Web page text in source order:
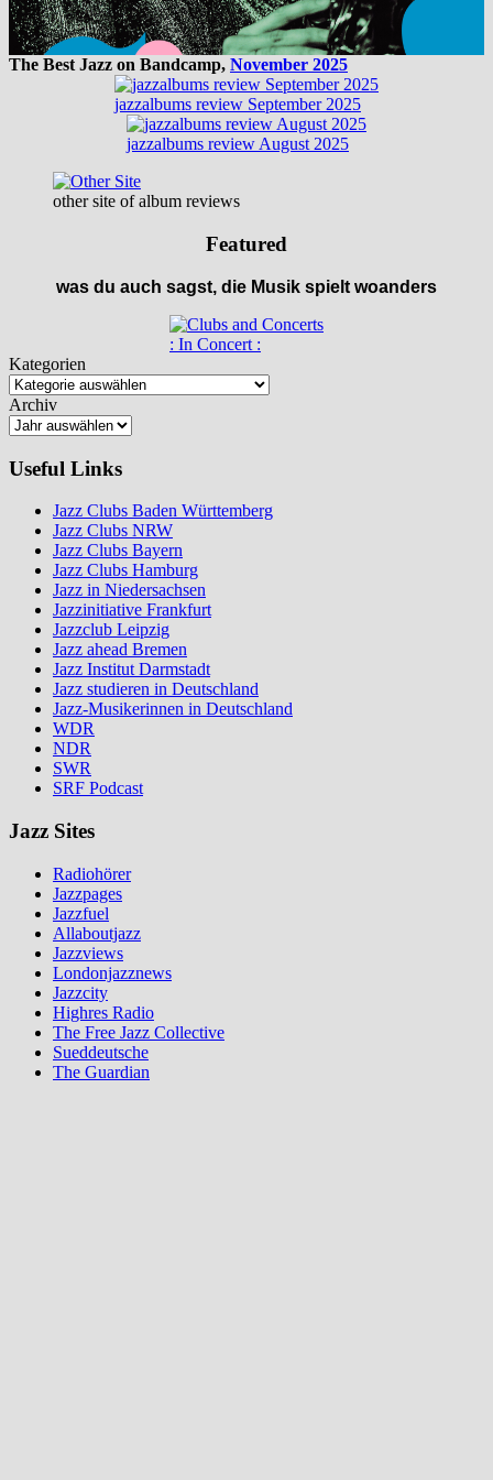
The Best Jazz on Bandcamp, November 2025
jazzalbums review September 2025
jazzalbums review August 2025
other site of album reviews
Featured
was du auch sagst, die Musik spielt woanders
: In Concert :
Kategorien
Archiv
Useful Links
Jazz Clubs Baden Württemberg
Jazz Clubs NRW
Jazz Clubs Bayern
Jazz Clubs Hamburg
Jazz in Niedersachsen
Jazzinitiative Frankfurt
Jazzclub Leipzig
Jazz ahead Bremen
Jazz Institut Darmstadt
Jazz studieren in Deutschland
Jazz-Musikerinnen in Deutschland
WDR
NDR
SWR
SRF Podcast
Jazz Sites
Radiohörer
Jazzpages
Jazzfuel
Allaboutjazz
Jazzviews
Londonjazznews
Jazzcity
Highres Radio
The Free Jazz Collective
Sueddeutsche
The Guardian